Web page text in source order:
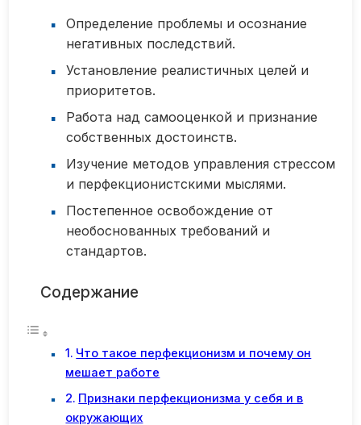
Определение проблемы и осознание
негативных последствий.
Установление реалистичных целей и
приоритетов.
Работа над самооценкой и признание
собственных достоинств.
Изучение методов управления стрессом
и перфекционистскими мыслями.
Постепенное освобождение от
необоснованных требований и
стандартов.
Содержание
Что такое перфекционизм и почему он
мешает работе
Признаки перфекционизма у себя и в
окружающих